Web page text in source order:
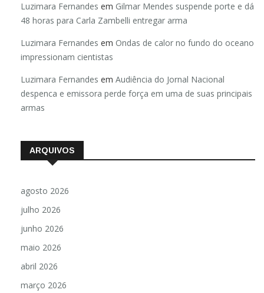
Luzimara Fernandes em Gilmar Mendes suspende porte e dá
48 horas para Carla Zambelli entregar arma
Luzimara Fernandes em Ondas de calor no fundo do oceano
impressionam cientistas
Luzimara Fernandes em Audiência do Jornal Nacional
despenca e emissora perde força em uma de suas principais
armas
ARQUIVOS
agosto 2026
julho 2026
junho 2026
maio 2026
abril 2026
março 2026